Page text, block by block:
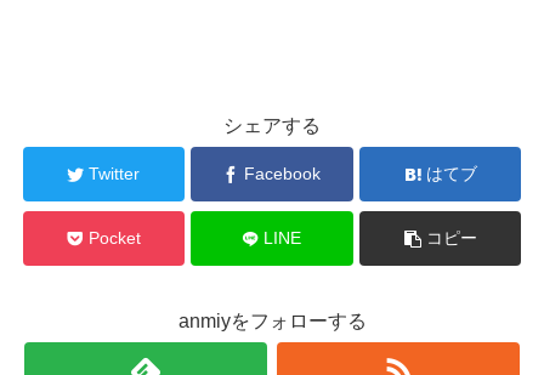
シェアする
Twitter Facebook はてブ
Pocket LINE コピー
anmiyをフォローする